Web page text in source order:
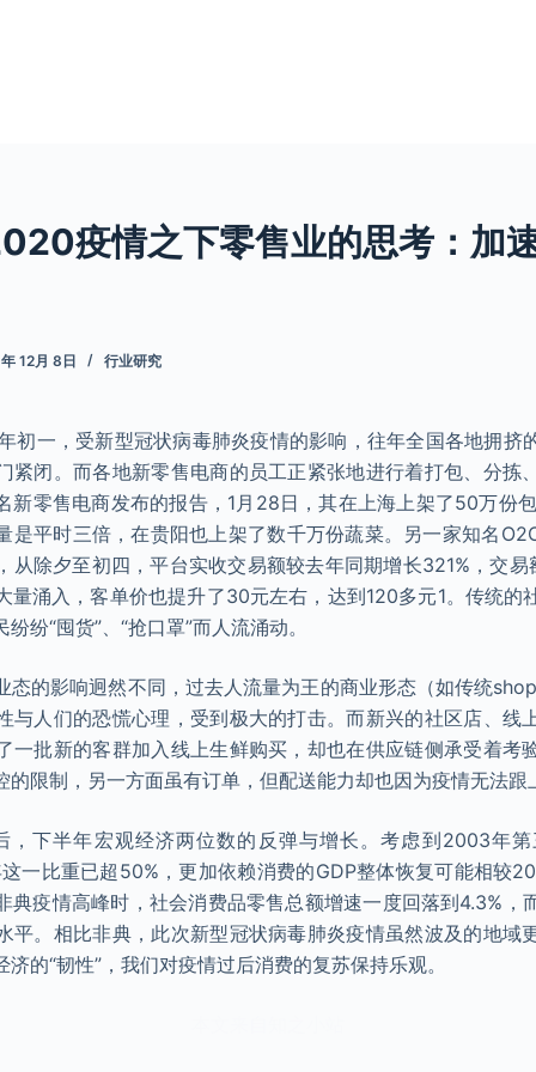
疫情之下零售业的思考：加
12月 8日 行业研究
初一，受新型冠状病毒肺炎疫情的影响，往年全国各地拥挤
紧闭。而各地新零售电商的员工正紧张地进行着打包、分拣
新零售电商发布的报告，1月28日，其在上海上架了50万份
是平时三倍，在贵阳也上架了数千万份蔬菜。另一家知名
从除夕至初四，平台实收交易额较去年同期增长321%，交
量涌入，客单价也提升了30元左右，达到120多元1。传统的
纷“囤货”、“抢口罩”而人流涌动。
态的影响迥然不同，过去人流量为王的商业形态（如传统
与人们的恐慌心理，受到极大的打击。而新兴的社区店、线
一批新的客群加入线上生鲜购买，却也在供应链侧承受着考
的限制，另一方面虽有订单，但配送能力却也因为疫情无法跟
，下半年宏观经济两位数的反弹与增长。考虑到2003年
一比重已超50%，更加依赖消费的GDP整体恢复可能相较
典疫情高峰时，社会消费品零售总额增速一度回落到4.3%，
平。相比非典，此次新型冠状病毒肺炎疫情虽然波及的地域
的“韧性”，我们对疫情过后消费的复苏保持乐观。